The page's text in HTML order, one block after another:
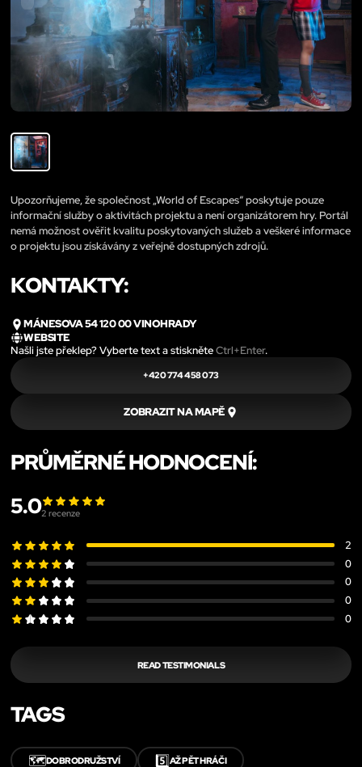
Upozorňujeme, že společnost „World of Escapes“ poskytuje pouze
informační služby o aktivitách projektu a není organizátorem hry. Portál
nemá možnost ověřit kvalitu poskytovaných služeb a veškeré informace
o projektu jsou získávány z veřejně dostupných zdrojů.
KONTAKTY:
MÁNESOVA 54 120 00 VINOHRADY
WEBSITE
Našli jste překlep? Vyberte text a stiskněteCtrl+Enter.
+420 774 458 073
ZOBRAZIT NA MAPĚ
PRŮMĚRNÉ HODNOCENÍ:
5.02 recenze
2
0
0
0
0
READ TESTIMONIALS
TAGS
🗺️DOBRODRUŽSTVÍ 5️⃣AŽ PĚT HRÁČI